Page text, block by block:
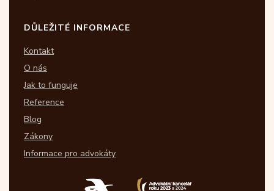
DŮLEŽITÉ INFORMACE
Kontakt
O nás
Jak to funguje
Reference
Blog
Zákony
Informace pro advokáty